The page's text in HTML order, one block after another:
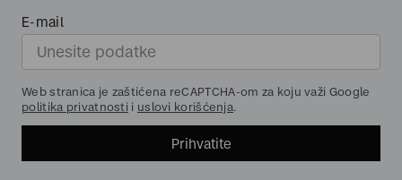
E-mail
Web stranica je zaštićena reCAPTCHA-om za koju važi Google
politika privatnosti i uslovi korišćenja.
Prihvatite